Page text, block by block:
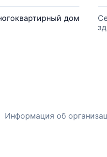
дом
Информация об